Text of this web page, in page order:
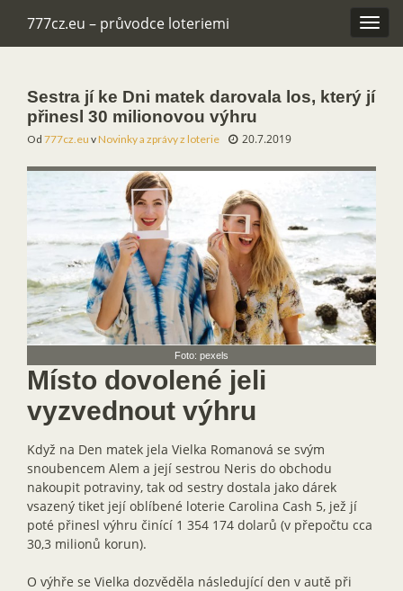
777cz.eu – průvodce loteriemi
Sestra jí ke Dni matek darovala los, který jí
přinesl 30 milionovou výhru
Od 777cz.eu vNovinky a zprávy z loterie 20.7.2019
Foto: pexels
Místo dovolené jeli
vyzvednout výhru
Když na Den matek jela Vielka Romanová se svým
snoubencem Alem a její sestrou Neris do obchodu
nakoupit potraviny, tak od sestry dostala jako dárek
vsazený tiket její oblíbené loterie Carolina Cash 5, jež jí
poté přinesl výhru činící 1 354 174 dolarů (v přepočtu cca
30,3 milionů korun).
O výhře se Vielka dozvěděla následující den v autě při